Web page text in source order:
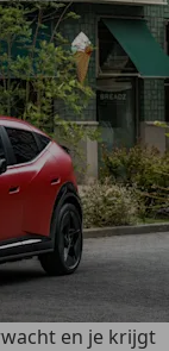
en je krijgt